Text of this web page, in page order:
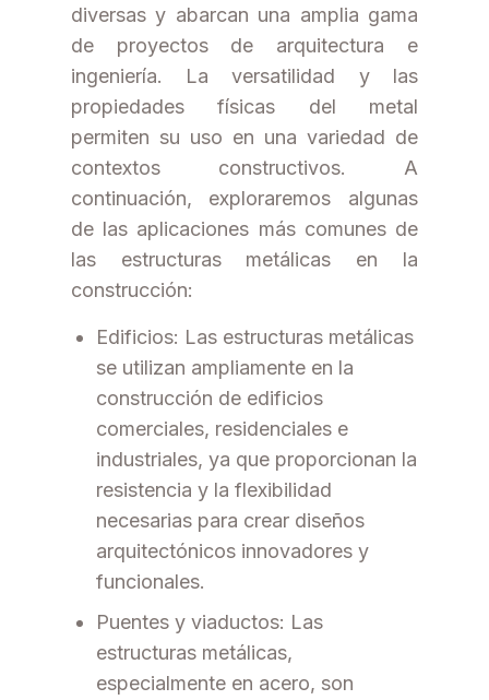
diversas y abarcan una amplia gama
de proyectos de arquitectura e
ingeniería. La versatilidad y las
propiedades físicas del metal
permiten su uso en una variedad de
contextos constructivos. A
continuación, exploraremos algunas
de las aplicaciones más comunes de
las estructuras metálicas en la
construcción:
Edificios: Las estructuras metálicas
se utilizan ampliamente en la
construcción de edificios
comerciales, residenciales e
industriales, ya que proporcionan la
resistencia y la flexibilidad
necesarias para crear diseños
arquitectónicos innovadores y
funcionales.
Puentes y viaductos: Las
estructuras metálicas,
especialmente en acero, son